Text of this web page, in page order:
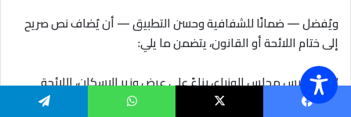
ويُفضل — ضمانًا للشفافية وحسن التطبيق — أن يُضاف نص صريح
إلى ختام اللائحة أو القانون، يتضمن ما يلي:
“ يُصدر رئيس مجلس الوزراء، بناءً على عرض وزير الإسكان، اللائحة
التنفيذية لهذا القانون خلال ثلاثة أشهر من تاريخ نشره، وتتضمن